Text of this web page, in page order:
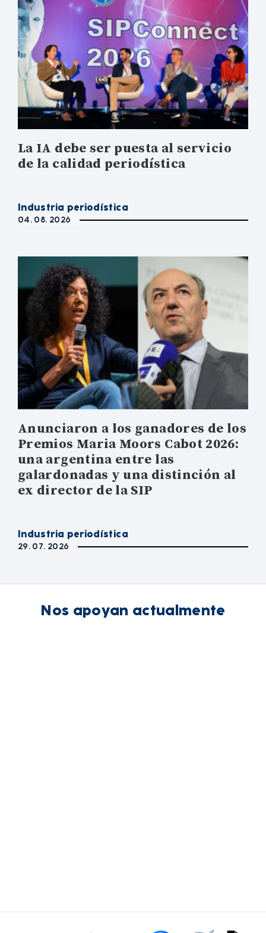
La IA debe ser puesta al servicio
de la calidad periodística
Industria periodística
04. 08. 2026
Anunciaron a los ganadores de los
Premios Maria Moors Cabot 2026:
una argentina entre las
galardonadas y una distinción al
ex director de la SIP
Industria periodística
29. 07. 2026
Nos apoyan actualmente